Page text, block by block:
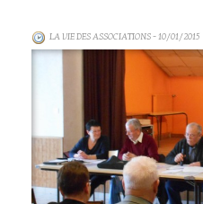
LA VIE DES ASSOCIATIONS- 10/01/2015